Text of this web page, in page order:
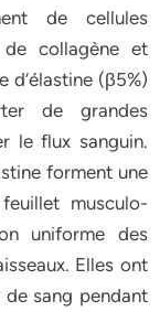
de cellules
de collagène et
d’élastine (β5%)
de grandes
le flux sanguin.
forment une
musculo-
uniforme des
Elles ont
sang pendant